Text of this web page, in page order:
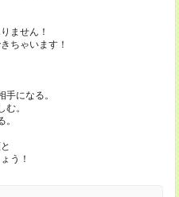
ません！
ちゃいます！
になる。
。
う！